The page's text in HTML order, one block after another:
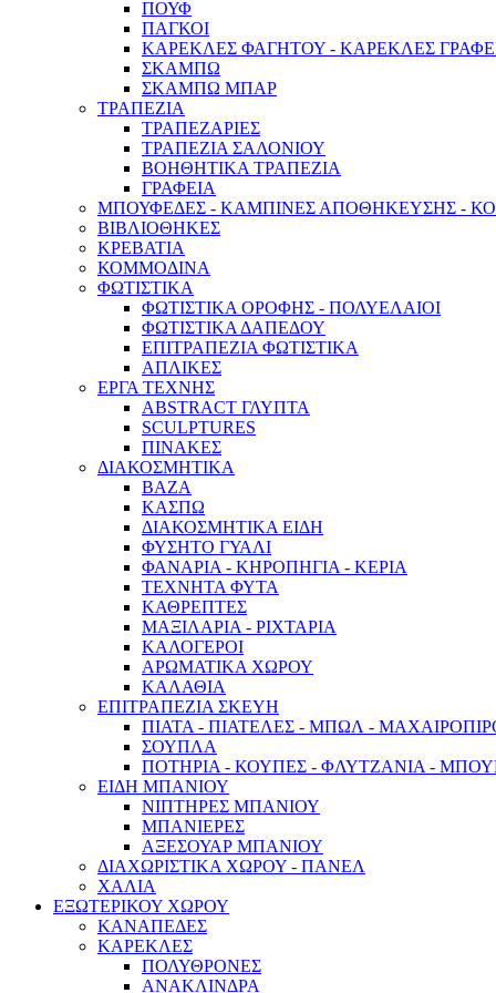
ΠΟΥΦ
ΠΑΓΚΟΙ
ΚΑΡΕΚΛΕΣ ΦΑΓΗΤΟΥ - ΚΑΡΕΚΛΕΣ
ΣΚΑΜΠΩ
ΣΚΑΜΠΩ ΜΠΑΡ
ΤΡΑΠΕΖΙΑ
ΤΡΑΠΕΖΑΡΙΕΣ
ΤΡΑΠΕΖΙΑ ΣΑΛΟΝΙΟΥ
ΒΟΗΘΗΤΙΚΑ ΤΡΑΠΕΖΙΑ
ΓΡΑΦΕΙΑ
ΜΠΟΥΦΕΔΕΣ - ΚΑΜΠΙΝΕΣ ΑΠΟΘΗΚΕΥΣΗΣ -
ΒΙΒΛΙΟΘΗΚΕΣ
ΚΡΕΒΑΤΙΑ
ΚΟΜΜΟΔΙΝΑ
ΦΩΤΙΣΤΙΚΑ
ΦΩΤΙΣΤΙΚΑ ΟΡΟΦΗΣ - ΠΟΛΥΕΛΑΙΟΙ
ΦΩΤΙΣΤΙΚΑ ΔΑΠΕΔΟΥ
ΕΠΙΤΡΑΠΕΖΙΑ ΦΩΤΙΣΤΙΚΑ
ΑΠΛΙΚΕΣ
ΕΡΓΑ ΤΕΧΝΗΣ
ABSTRACT ΓΛΥΠΤΑ
SCULPTURES
ΠΙΝΑΚΕΣ
ΔΙΑΚΟΣΜΗΤΙΚΑ
ΒΑΖΑ
ΚΑΣΠΩ
ΔΙΑΚΟΣΜΗΤΙΚΑ ΕΙΔΗ
ΦΥΣΗΤΟ ΓΥΑΛΙ
ΦΑΝΑΡΙΑ - ΚΗΡΟΠΗΓΙΑ - ΚΕΡΙΑ
ΤΕΧΝΗΤΑ ΦΥΤΑ
ΚΑΘΡΕΠΤΕΣ
ΜΑΞΙΛΑΡΙΑ - ΡΙΧΤΑΡΙΑ
ΚΑΛΟΓΕΡΟΙ
ΑΡΩΜΑΤΙΚΑ ΧΩΡΟΥ
ΚΑΛΑΘΙΑ
ΕΠΙΤΡΑΠΕΖΙΑ ΣΚΕΥΗ
ΠΙΑΤΑ - ΠΙΑΤΕΛΕΣ - ΜΠΩΛ -
ΣΟΥΠΛΑ
ΠΟΤΗΡΙΑ - ΚΟΥΠΕΣ - ΦΛΥΤΖΑΝΙΑ -
ΕΙΔΗ ΜΠΑΝΙΟΥ
ΝΙΠΤΗΡΕΣ ΜΠΑΝΙΟΥ
ΜΠΑΝΙΕΡΕΣ
ΑΞΕΣΟΥΑΡ ΜΠΑΝΙΟΥ
ΔΙΑΧΩΡΙΣΤΙΚΑ ΧΩΡΟΥ - ΠΑΝΕΛ
ΧΑΛΙΑ
ΕΞΩΤΕΡΙΚΟΥ ΧΩΡΟΥ
ΚΑΝΑΠΕΔΕΣ
ΚΑΡΕΚΛΕΣ
ΠΟΛΥΘΡΟΝΕΣ
ΑΝΑΚΛΙΝΔΡΑ